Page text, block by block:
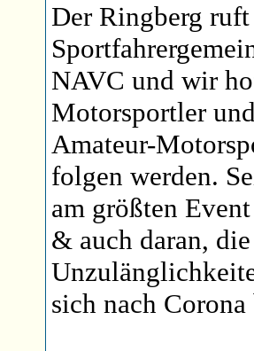
Der Ringberg
NAVC und wir
Motorsportler
Amateur-
folgen werden.
am größten
& auch daran,
sich nach